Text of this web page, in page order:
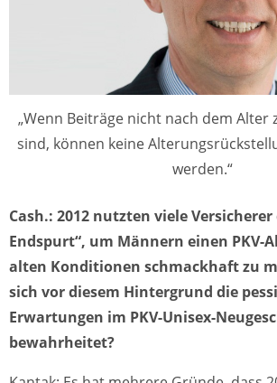
„Wenn Beiträge nicht nach dem Alter
sind, können keine
werden.“
Cash.: 2012 nutzten viele Versicherer
Endspurt“, um Männern einen PKV-
alten Konditionen schmackhaft zu
sich vor diesem Hintergrund die
Erwartungen im PKV-Unisex-
bewahrheitet?